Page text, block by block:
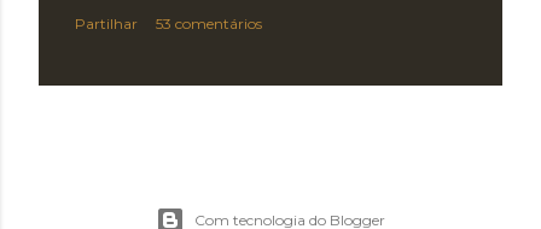
Partilhar 53 comentários
Com tecnologia do Blogger